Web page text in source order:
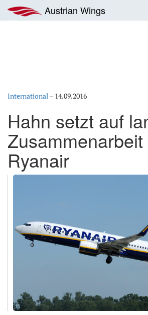
Inhalt
springen
Austrian Wings
International– 14.09.2016
Hahn setzt auf
Ryanair